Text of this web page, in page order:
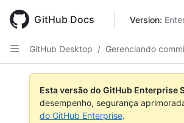
main
content
GitHub Docs Version:
GitHub Desktop / Gerenciando
Esta versão do GitHub Enterprise
desempenho, segurança
do GitHub Enterprise.